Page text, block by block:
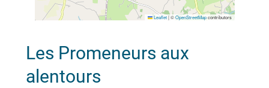
Leaflet |©OpenStreetMapcontributors
Les Promeneurs aux
alentours